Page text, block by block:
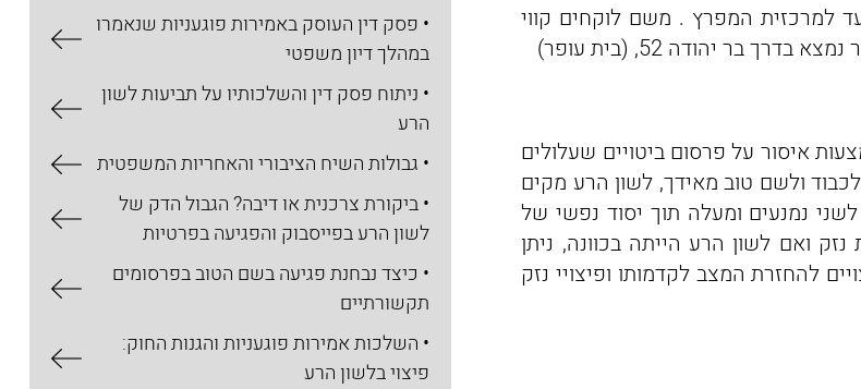
מקרית ביאליק לנשר: עולים על קו אוטובוס מספר 261 עד למרכזית המפרץ . משם לוקחים קווי
איסור על פרסום ביטויים שעלולים
ולשם טוב מאידך, לשון הרע מקים
נמנעים ומעלה תוך יסוד נפשי של
ללא הוכחת נזק ואם לשון הרע הייתה בכוונה, ניתן
פיצויים להחזרת המצב לקדמותו ופיצויי נזק
• פסק דין העוסק באמירות פוגעניות שנאמרו
במהלך דיון משפטי
• ניתוח פסק דין והשלכותיו על תביעות לשון
הרע
• גבולות השיח הציבורי והאחריות המשפטית
• ביקורת צרכנית או דיבה? הגבול הדק של
לשון הרע בפייסבוק והפגיעה בפרטיות
• כיצד נבחנת פגיעה בשם הטוב בפרסומים
תקשורתיים
• השלכות אמירות פוגעניות והגנות החוק:
פיצוי בלשון הרע